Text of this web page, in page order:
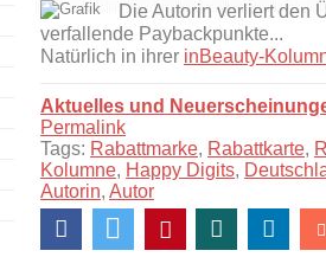
Die Autorin verliert den
verfallende Paybackpunkte...
Natürlich in ihrer inBeauty-
Aktuelles und
Permalink
Tags: Rabattmarke, Rabattkarte,
Kolumne, Happy Digits,
Autorin, Autor